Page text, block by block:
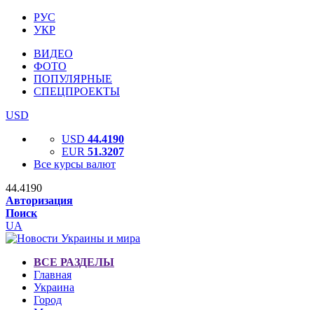
РУС
УКР
ВИДЕО
ФОТО
ПОПУЛЯРНЫЕ
СПЕЦПРОЕКТЫ
USD
USD 44.4190
EUR 51.3207
Все курсы валют
44.4190
Авторизация
Поиск
UA
ВСЕ РАЗДЕЛЫ
Главная
Украина
Город